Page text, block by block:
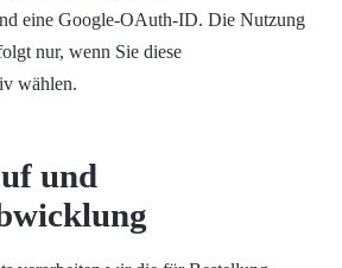
eine Google-OAuth-ID. Die Nutzung
nur, wenn Sie diese
wählen.
und